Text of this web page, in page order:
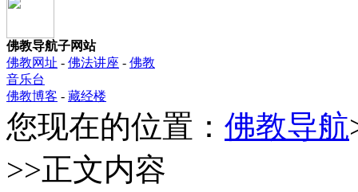
佛教导航子网站
佛教网址 - 佛法讲座 - 佛教
音乐台
佛教博客 - 藏经楼
您现在的位置： 佛教导航
>>正文内容